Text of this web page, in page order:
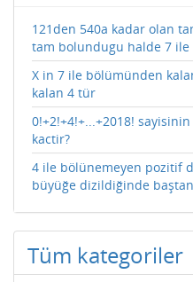
121den 540a kadar olan
tam bolundugu halde 7 ile
X in 7 ile bölümünden
kalan 4 tür
0!+2!+4!+...+2018!
kactir?
4 ile bölünemeyen pozitif
büyüğe dizildiğinde
Tüm kategoriler